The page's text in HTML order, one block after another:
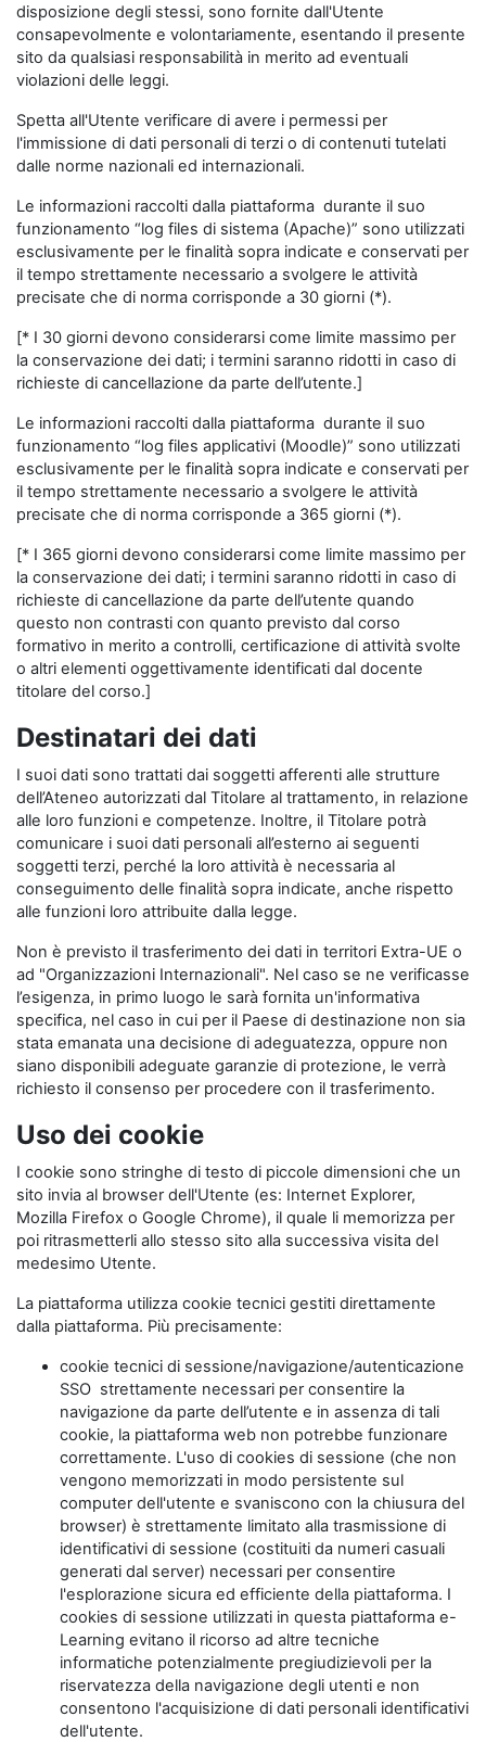
disposizione degli stessi, sono fornite dall'Utente
consapevolmente e volontariamente, esentando il presente
sito da qualsiasi responsabilità in merito ad eventuali
violazioni delle leggi.
Spetta all'Utente verificare di avere i permessi per
l'immissione di dati personali di terzi o di contenuti tutelati
dalle norme nazionali ed internazionali.
Le informazioni raccolti dalla piattaforma durante il suo
funzionamento “log files di sistema (Apache)” sono utilizzati
esclusivamente per le finalità sopra indicate e conservati per
il tempo strettamente necessario a svolgere le attività
precisate che di norma corrisponde a 30 giorni (*).
[* I 30 giorni devono considerarsi come limite massimo per
la conservazione dei dati; i termini saranno ridotti in caso di
richieste di cancellazione da parte dell’utente.]
Le informazioni raccolti dalla piattaforma durante il suo
funzionamento “log files applicativi (Moodle)” sono utilizzati
esclusivamente per le finalità sopra indicate e conservati per
il tempo strettamente necessario a svolgere le attività
precisate che di norma corrisponde a 365 giorni (*).
[* I 365 giorni devono considerarsi come limite massimo per
la conservazione dei dati; i termini saranno ridotti in caso di
richieste di cancellazione da parte dell’utente quando
questo non contrasti con quanto previsto dal corso
formativo in merito a controlli, certificazione di attività svolte
o altri elementi oggettivamente identificati dal docente
titolare del corso.]
Destinatari dei dati
I suoi dati sono trattati dai soggetti afferenti alle strutture
dell’Ateneo autorizzati dal Titolare al trattamento, in relazione
alle loro funzioni e competenze. Inoltre, il Titolare potrà
comunicare i suoi dati personali all’esterno ai seguenti
soggetti terzi, perché la loro attività è necessaria al
conseguimento delle finalità sopra indicate, anche rispetto
alle funzioni loro attribuite dalla legge.
Non è previsto il trasferimento dei dati in territori Extra-UE o
ad "Organizzazioni Internazionali". Nel caso se ne verificasse
l’esigenza, in primo luogo le sarà fornita un'informativa
specifica, nel caso in cui per il Paese di destinazione non sia
stata emanata una decisione di adeguatezza, oppure non
siano disponibili adeguate garanzie di protezione, le verrà
richiesto il consenso per procedere con il trasferimento.
Uso dei cookie
I cookie sono stringhe di testo di piccole dimensioni che un
sito invia al browser dell'Utente (es: Internet Explorer,
Mozilla Firefox o Google Chrome), il quale li memorizza per
poi ritrasmetterli allo stesso sito alla successiva visita del
medesimo Utente.
La piattaforma utilizza cookie tecnici gestiti direttamente
dalla piattaforma. Più precisamente:
cookie tecnici di sessione/navigazione/autenticazione
SSO strettamente necessari per consentire la
navigazione da parte dell’utente e in assenza di tali
cookie, la piattaforma web non potrebbe funzionare
correttamente. L'uso di cookies di sessione (che non
vengono memorizzati in modo persistente sul
computer dell'utente e svaniscono con la chiusura del
browser) è strettamente limitato alla trasmissione di
identificativi di sessione (costituiti da numeri casuali
generati dal server) necessari per consentire
l'esplorazione sicura ed efficiente della piattaforma. I
cookies di sessione utilizzati in questa piattaforma e-
Learning evitano il ricorso ad altre tecniche
informatiche potenzialmente pregiudizievoli per la
riservatezza della navigazione degli utenti e non
consentono l'acquisizione di dati personali identificativi
dell'utente.